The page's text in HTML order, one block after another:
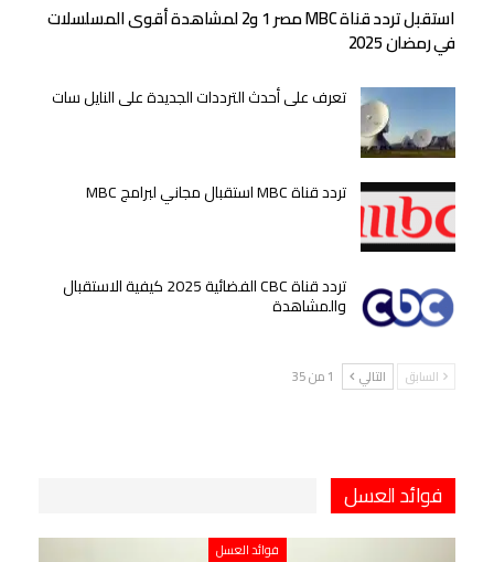
استقبل تردد قناة MBC مصر 1 و2 لمشاهدة أقوى المسلسلات
في رمضان 2025
تعرف على أحدث الترددات الجديدة على النايل سات
تردد قناة MBC استقبال مجاني لبرامج MBC
تردد قناة CBC الفضائية 2025 كيفية الاستقبال
والمشاهدة
السابق التالي 1 من 35
فوائد العسل
فوائد العسل